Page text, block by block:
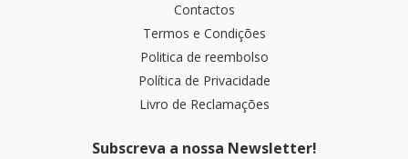
Contactos
Termos e Condições
Politica de reembolso
Política de Privacidade
Livro de Reclamações
Subscreva a nossa Newsletter!